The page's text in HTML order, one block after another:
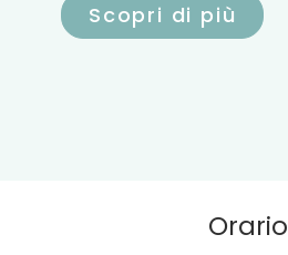
Scopri di più
Orario